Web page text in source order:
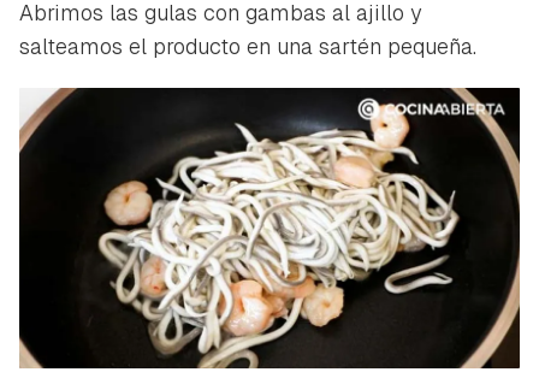
Abrimos las gulas con gambas al ajillo y
salteamos el producto en una sartén pequeña.